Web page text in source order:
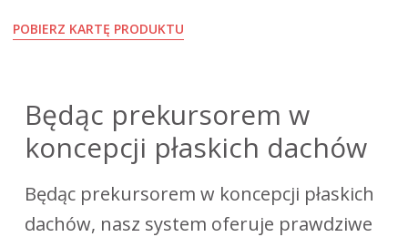
POBIERZ KARTĘ PRODUKTU
Będąc prekursorem w
koncepcji płaskich dachów
Będąc prekursorem w koncepcji płaskich
dachów, nasz system oferuje prawdziwe